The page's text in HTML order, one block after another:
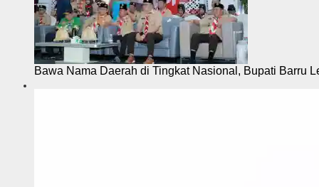
Bawa Nama Daerah di Tingkat Nasional, Bupati Barru